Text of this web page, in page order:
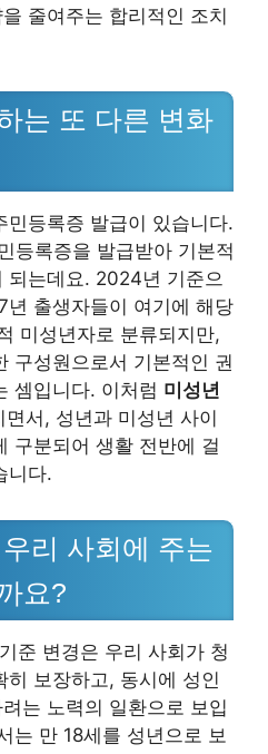
줄여주는 합리적인 조치
는 또 다른 변화
민등록증 발급이 있습니다.
등록증을 발급받아 기본적
되는데요. 2024년 기준으
출생자들이 여기에 해당
미성년자로 분류되지만,
구성원으로서 기본적인 권
셈입니다. 이처럼 미성년
면서, 성년과 미성년 사이
구분되어 생활 전반에 걸
니다.
리 사회에 주는
요?
준 변경은 우리 사회가 청
히 보장하고, 동시에 성인
는 노력의 일환으로 보입
는 만 18세를 성년으로 보